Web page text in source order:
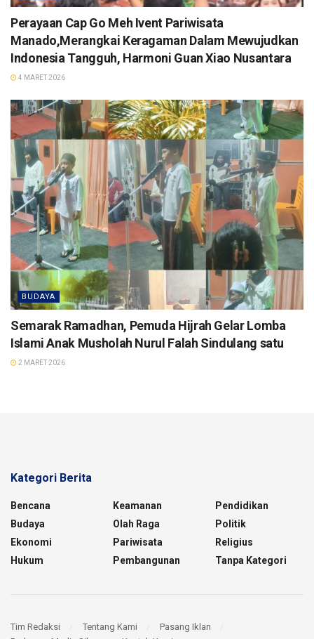
Perayaan Cap Go Meh Ivent Pariwisata
Manado,Merangkai Keragaman Dalam Mewujudkan
Indonesia Tangguh, Harmoni Guan Xiao Nusantara
4 MARET 2026
BUDAYA
Semarak Ramadhan, Pemuda Hijrah Gelar Lomba
Islami Anak Musholah Nurul Falah Sindulang satu
2 MARET 2026
Kategori Berita
Bencana
Budaya
Ekonomi
Hukum
Keamanan
Olah Raga
Pariwisata
Pembangunan
Pendidikan
Politik
Religius
Tanpa Kategori
Tim Redaksi Tentang Kami
Pasang Iklan